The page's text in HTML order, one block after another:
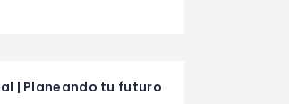
| Planeando tu futuro